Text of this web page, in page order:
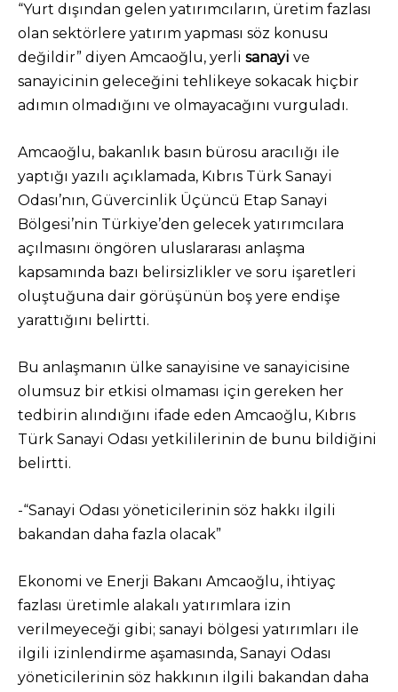
“Yurt dışından gelen yatırımcıların, üretim fazlası
olan sektörlere yatırım yapması söz konusu
değildir” diyen Amcaoğlu, yerli sanayi ve
sanayicinin geleceğini tehlikeye sokacak hiçbir
adımın olmadığını ve olmayacağını vurguladı.
Amcaoğlu, bakanlık basın bürosu aracılığı ile
yaptığı yazılı açıklamada, Kıbrıs Türk Sanayi
Odası’nın, Güvercinlik Üçüncü Etap Sanayi
Bölgesi’nin Türkiye’den gelecek yatırımcılara
açılmasını öngören uluslararası anlaşma
kapsamında bazı belirsizlikler ve soru işaretleri
oluştuğuna dair görüşünün boş yere endişe
yarattığını belirtti.
Bu anlaşmanın ülke sanayisine ve sanayicisine
olumsuz bir etkisi olmaması için gereken her
tedbirin alındığını ifade eden Amcaoğlu, Kıbrıs
Türk Sanayi Odası yetkililerinin de bunu bildiğini
belirtti.
-“Sanayi Odası yöneticilerinin söz hakkı ilgili
bakandan daha fazla olacak”
Ekonomi ve Enerji Bakanı Amcaoğlu, ihtiyaç
fazlası üretimle alakalı yatırımlara izin
verilmeyeceği gibi; sanayi bölgesi yatırımları ile
ilgili izinlendirme aşamasında, Sanayi Odası
yöneticilerinin söz hakkının ilgili bakandan daha